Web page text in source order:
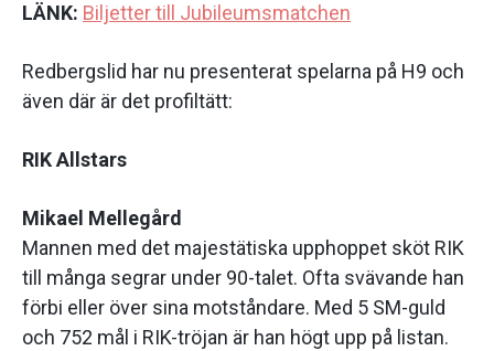
LÄNK: Biljetter till Jubileumsmatchen
Redbergslid har nu presenterat spelarna på H9 och
även där är det profiltätt:
RIK Allstars
Mikael Mellegård
Mannen med det majestätiska upphoppet sköt RIK
till många segrar under 90-talet. Ofta svävande han
förbi eller över sina motståndare. Med 5 SM-guld
och 752 mål i RIK-tröjan är han högt upp på listan.